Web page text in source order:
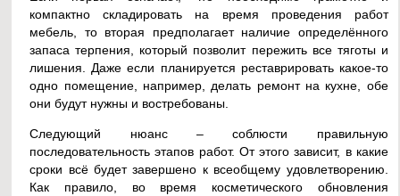
компактно складировать на время проведения работ
мебель, то вторая предполагает наличие определённого
запаса терпения, который позволит пережить все тяготы и
лишения. Даже если планируется реставрировать какое-то
одно помещение, например, делать ремонт на кухне, обе
они будут нужны и востребованы.
Следующий нюанс – соблюсти правильную
последовательность этапов работ. От этого зависит, в какие
сроки всё будет завершено к всеобщему удовлетворению.
Как правило, во время косметического обновления